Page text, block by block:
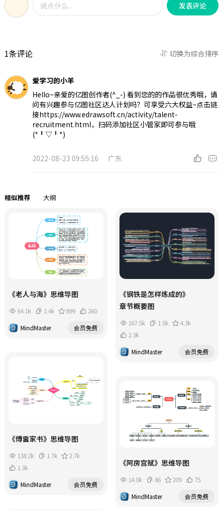
发表评论
1条评论 切换为综合排序
爱学习的小羊
Hello~亲爱的亿图创作者(^_-) 看到您的的作品很优秀哦，请
问有兴趣参与亿图社区达人计划吗？可享受六大权益~点击链
接https://www.edrawsoft.cn/activity/talent-
recruitment.html，扫码添加社区小管家即可参与哦
(*╹▽╹*)
2022-08-23 09:55:16 广东
相似推荐 大纲
《老人与海》思维导图
64.1k 1.4k 899
260
MindMaster
会员免费
《钢铁是怎样炼成的》
章节概要图
167.5k 1.5k
4.3k
2.3k
MindMaster
会员免费
《傅雷家书》思维导图
138.2k 1.7k
2.7k
1.3k
MindMaster
会员免费
《阿房宫赋》思维导图
14.0k 86 209
75
MindMaster
会员免费